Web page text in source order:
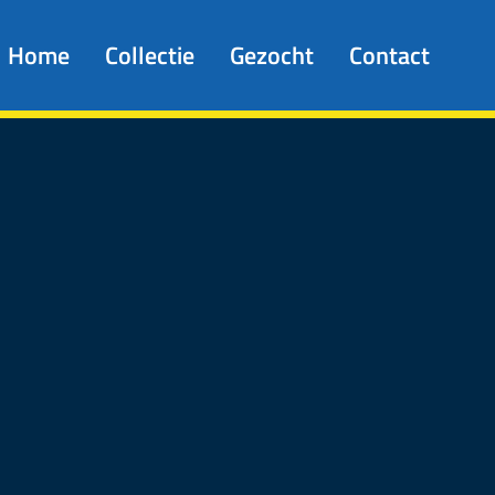
Home Collectie Gezocht Contact